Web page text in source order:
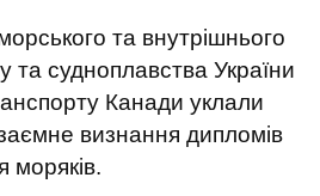
та внутрішнього
та судноплавства України
Канади уклали
визнання дипломів
моряків.